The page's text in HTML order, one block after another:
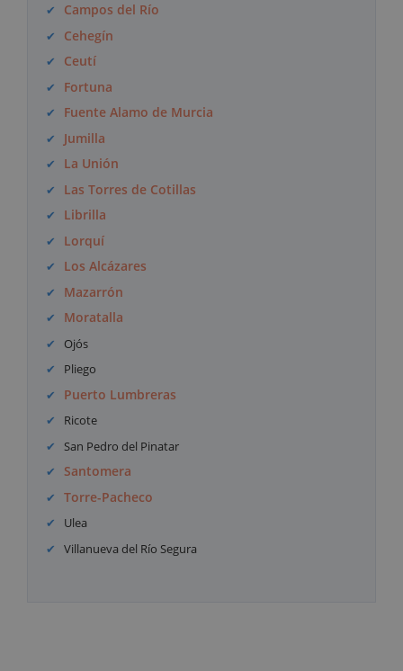
Campos del Río
Cehegín
Ceutí
Fortuna
Fuente Alamo de Murcia
Jumilla
La Unión
Las Torres de Cotillas
Librilla
Lorquí
Los Alcázares
Mazarrón
Moratalla
Ojós
Pliego
Puerto Lumbreras
Ricote
San Pedro del Pinatar
Santomera
Torre-Pacheco
Ulea
Villanueva del Río Segura